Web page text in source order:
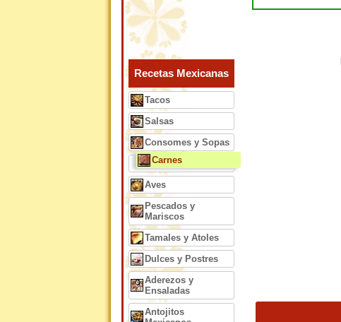
Recetas Mexicanas
Tacos
Salsas
Consomes y Sopas
Carnes
Aves
Pescados y
Mariscos
Tamales y Atoles
Dulces y Postres
Aderezos y
Ensaladas
Antojitos